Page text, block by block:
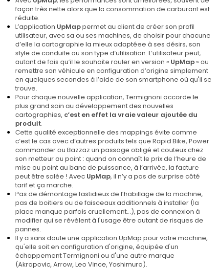
façon très nette alors que la consommation de carburant est
réduite.
L’application UpMappermet au client de créer son profil
utilisateur, avec sa ou ses machines, de choisir pour chacune
d’elle la cartographie la mieux adaptéee à ses désirs, son
style de conduite ou son type d’utilisation. L’utilisateur peut,
autant de fois qu’il le souhaite rouler en version « UpMap » ou
remettre son véhicule en configuration d’origine simplement
en quelques secondes à l’aide de son smartphone où qu'il se
trouve.
Pour chaque nouvelle application, Termignoni accorde le
plus grand soin au développement des nouvelles
cartographies, c’est en effet la vraie valeur ajoutée du
produit.
Cette qualité exceptionnelle des mappings évite comme
c’est le cas avec d’autres produits tels que Rapid Bike, Power
commander ou Bazzaz un passage obligé et couteux chez
son metteur au point : quand on connaît le prix de l’heure de
mise au point au banc de puissance, à l’arrivée, la facture
peut être salée ! Avec UpMap, il n’y a pas de surprise côté
tarif et ça marche.
Pas de démontage fastidieux de l’habillage de la machine,
pas de boitiers ou de faisceaux additionnels à installer (la
place manque parfois cruellement…), pas de connexion à
modifier qui se révèlent à l'usage être autant de risques de
pannes.
Il y a sans doute une application UpMap pour votre machine,
qu'elle soit en configuration d'origine, équipée d'un
échappement Termignoni ou d'une autre marque
(Akrapovic, Arrow, Leo Vince, Yoshimura).